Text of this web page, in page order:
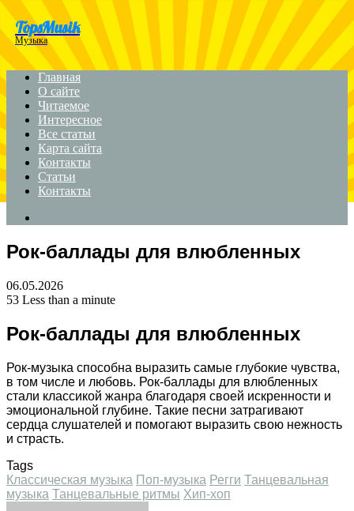
Menu
TopsMusik
Музыка
Главная
О сайте
Читаемое
Интересное
Все статьи
Карта сайта
Контакты
Статьи
Контакты
Рок-баллады для влюбленных
06.05.2026
53 Less than a minute
Рок-баллады для влюбленных
Рок-музыка способна выразить самые глубокие чувства,
в том числе и любовь. Рок-баллады для влюбленных
стали классикой жанра благодаря своей искренности и
эмоциональной глубине. Такие песни затрагивают
сердца слушателей и помогают выразить свою нежность
и страсть.
Tags
Классическая музыка Поп-музыка Регги Танцевальная
музыка Танцевальные ритмы Хип-хоп